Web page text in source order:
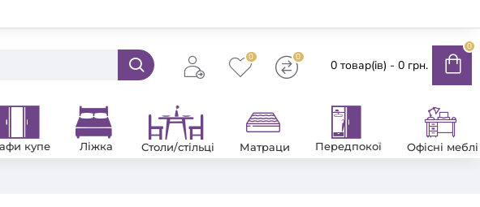
0 0
0 товар(ів) - 0 грн.
0
купе Ліжка Столи/стільці Матраци Передпокої Офісні меблі